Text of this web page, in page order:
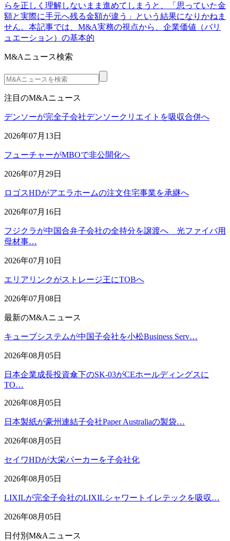
らを正しく理解しないまま進めてしまうと、「思っていた金
額と実際に手元へ残る金額が違う」という結果になりかねま
せん。本記事では、M&A実務の視点から、企業価値（バリ
ュエーション）の基本的
M&Aニュース検索
注目のM&Aニュース
デンソーが完全子会社デンソークリエイトを吸収合併へ
2026年07月13日
フューチャーがMBOで非公開化へ
2026年07月29日
ロゴスHDがアエラホームの注文住宅事業を承継へ
2026年07月16日
フジクラが中国合弁子会社の全持分を譲渡へ 光ファイバ用
母材事…
2026年07月10日
エリアリンクがストレージ王にTOBへ
2026年07月08日
最新のM&Aニュース
キューブシステムが中国子会社を小松Business Serv…
2026年08月05日
日本企業成長投資傘下のSK-03がCEホールディングスに
TO…
2026年08月05日
日本製紙が豪州連結子会社Paper Australiaの製袋…
2026年08月05日
セイワHDが大栄パーカーを子会社化
2026年08月05日
LIXILが完全子会社のLIXILシャワートイレテックを吸収…
2026年08月05日
日付別M&Aニュース